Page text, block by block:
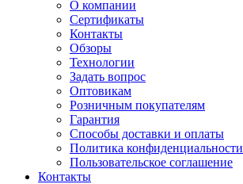
О компании
Сертификаты
Контакты
Обзоры
Технологии
Задать вопрос
Оптовикам
Розничным покупателям
Гарантия
Способы доставки и оплаты
Политика конфиденциальности
Пользовательское соглашение
Контакты